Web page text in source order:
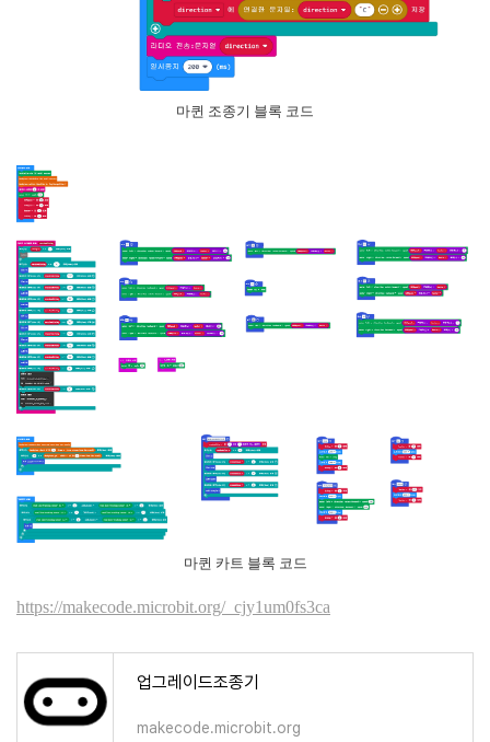
마퀸 조종기 블록 코드
마퀸 카트 블록 코드
https://makecode.microbit.org/_cjy1um0fs3ca
업그레이드조종기
makecode.microbit.org